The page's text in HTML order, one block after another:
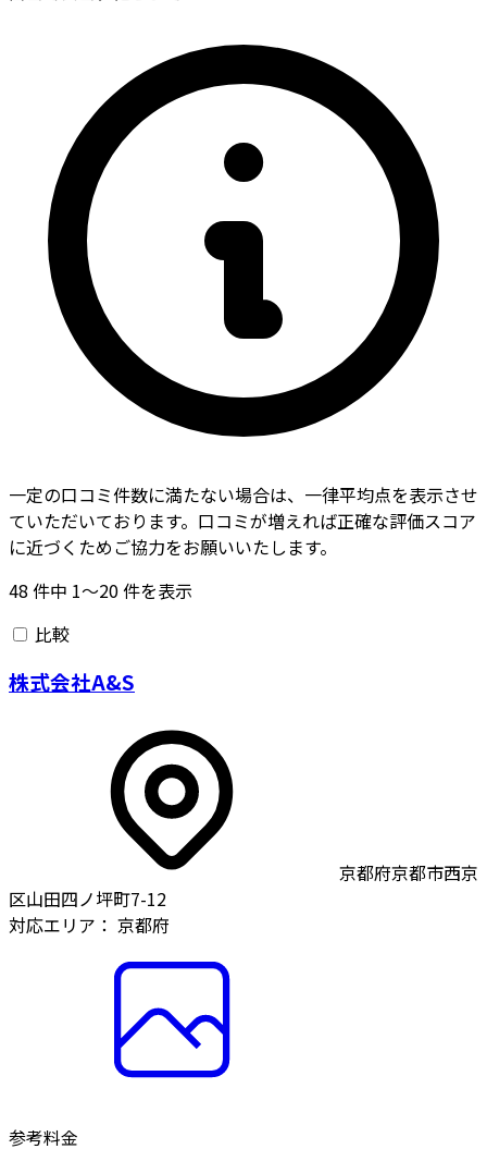
一定の口コミ件数に満たない場合は、一律平均点を表示させ
ていただいております。口コミが増えれば正確な評価スコア
に近づくためご協力をお願いいたします。
48 件中 1〜20件を表示
比較
株式会社A&S
京都府京都市西京
区山田四ノ坪町7-12
対応エリア： 京都府
参考料金